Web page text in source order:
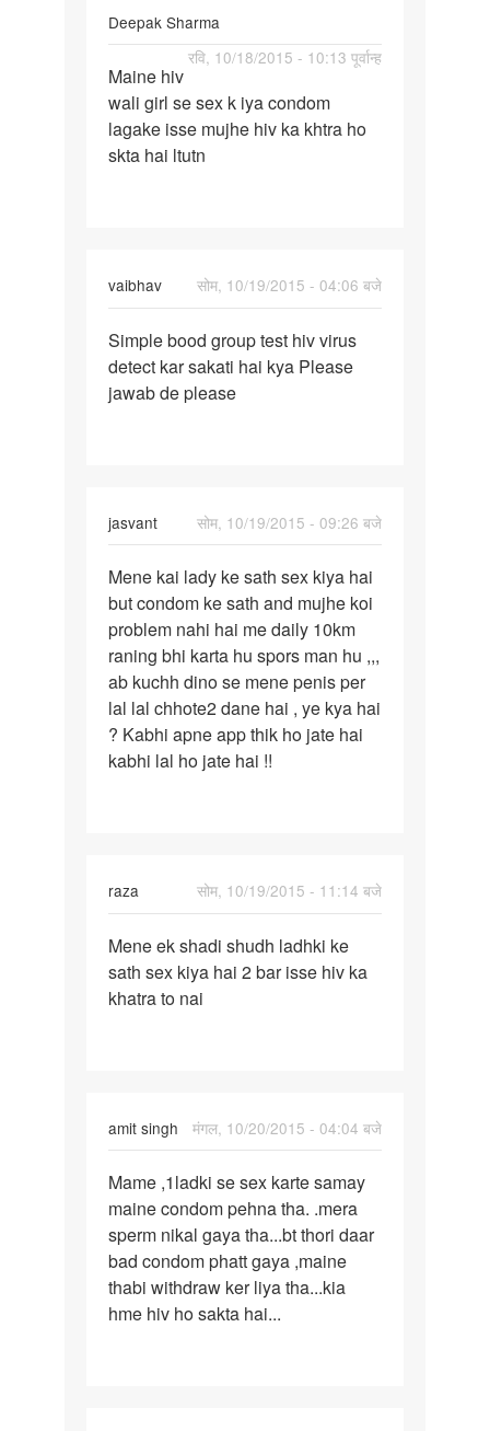
Deepak Sharma
रवि, 10/18/2015 - 10:13 पूर्वान्ह
Maine
hiv
wali
girl
Maine hiv
wali girl se sex k iya condom
lagake isse mujhe hiv ka khtra ho
skta hai ltutn
vaibhav
सोम, 10/19/2015 - 04:06 बजे
Simple
bood
group
Simple bood group test hiv virus
detect kar sakati hai kya Please
jawab de please
jasvant
सोम, 10/19/2015 - 09:26 बजे
Mene
kai
lady
ke
sath
sex
Mene kai lady ke sath sex kiya hai
but condom ke sath and mujhe koi
problem nahi hai me daily 10km
raning bhi karta hu spors man hu ,,,
ab kuchh dino se mene penis per
lal lal chhote2 dane hai , ye kya hai
? Kabhi apne app thik ho jate hai
kabhi lal ho jate hai !!
raza
सोम, 10/19/2015 - 11:14 बजे
Mene
ek
shadi
Mene ek shadi shudh ladhki ke
sath sex kiya hai 2 bar isse hiv ka
khatra to nai
amit singh
मंगल, 10/20/2015 - 04:04 बजे
Mame
,1ladki
se
sex
karte
Mame ,1ladki se sex karte samay
maine condom pehna tha. .mera
sperm nikal gaya tha...bt thori daar
bad condom phatt gaya ,maine
thabi withdraw ker liya tha...kia
hme hiv ho sakta hai...